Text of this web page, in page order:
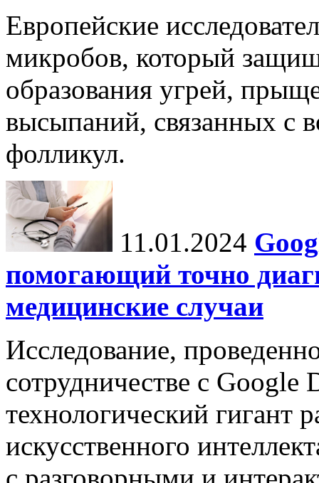
Европейские
микробов, который
образования угрей,
высыпаний, связанных с
фолликул.
11.01.2024
помогающий точно
медицинские случаи
Исследование,
сотрудничестве с Google
технологический гигант
искусственного